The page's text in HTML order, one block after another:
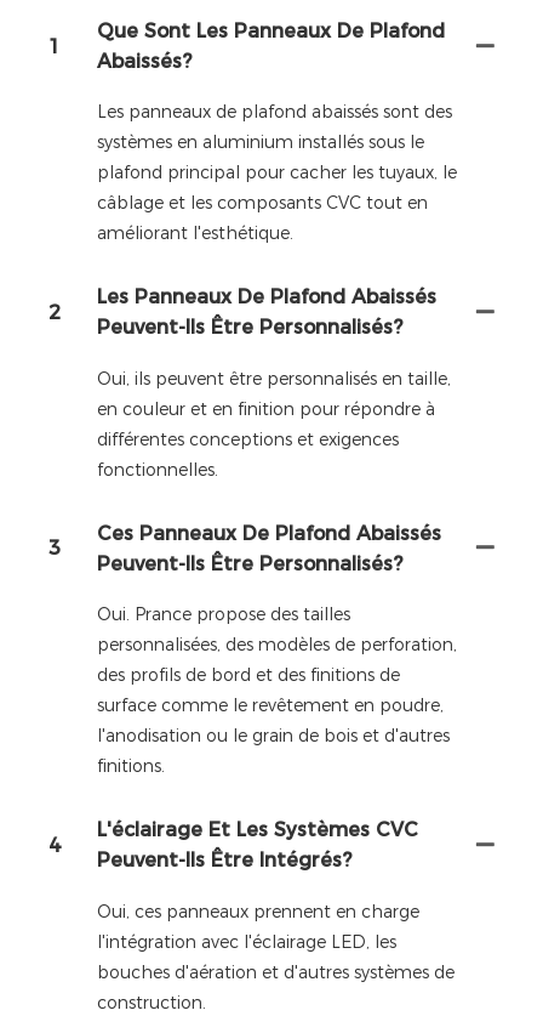
1
Que Sont Les Panneaux De Plafond
Abaissés?
Les panneaux de plafond abaissés sont des
systèmes en aluminium installés sous le
plafond principal pour cacher les tuyaux, le
câblage et les composants CVC tout en
améliorant l'esthétique.
2
Les Panneaux De Plafond Abaissés
Peuvent-Ils Être Personnalisés?
Oui, ils peuvent être personnalisés en taille,
en couleur et en finition pour répondre à
différentes conceptions et exigences
fonctionnelles.
3
Ces Panneaux De Plafond Abaissés
Peuvent-Ils Être Personnalisés?
Oui. Prance propose des tailles
personnalisées, des modèles de perforation,
des profils de bord et des finitions de
surface comme le revêtement en poudre,
l'anodisation ou le grain de bois et d'autres
finitions.
4
L'éclairage Et Les Systèmes CVC
Peuvent-Ils Être Intégrés?
Oui, ces panneaux prennent en charge
l'intégration avec l'éclairage LED, les
bouches d'aération et d'autres systèmes de
construction.